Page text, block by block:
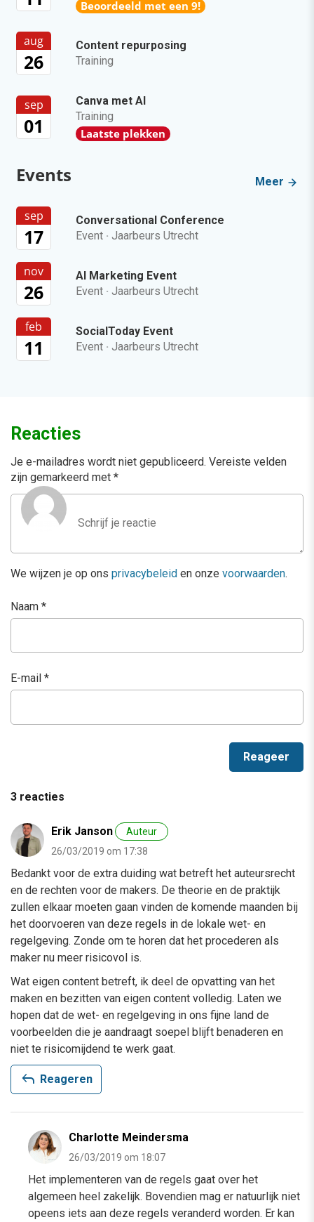
Beoordeeld met een 9!
aug
26
Content repurposing
Training
sep
01
Canva met AI
Training
Laatste plekken
Events Meer
sep
17
Conversational Conference
Event · Jaarbeurs Utrecht
nov
26
AI Marketing Event
Event · Jaarbeurs Utrecht
feb
11
SocialToday Event
Event · Jaarbeurs Utrecht
Reacties
Je e-mailadres wordt niet gepubliceerd. Vereiste velden
zijn gemarkeerd met *
We wijzen je op ons privacybeleid en onze voorwaarden.
Naam *
E-mail *
3 reacties
Erik Janson
Auteur
26/03/2019 om 17:38
Bedankt voor de extra duiding wat betreft het auteursrecht
en de rechten voor de makers. De theorie en de praktijk
zullen elkaar moeten gaan vinden de komende maanden bij
het doorvoeren van deze regels in de lokale wet- en
regelgeving. Zonde om te horen dat het procederen als
maker nu meer risicovol is.
Wat eigen content betreft, ik deel de opvatting van het
maken en bezitten van eigen content volledig. Laten we
hopen dat de wet- en regelgeving in ons fijne land de
voorbeelden die je aandraagt soepel blijft benaderen en
niet te risicomijdend te werk gaat.
reply Reageren
Charlotte Meindersma
26/03/2019 om 18:07
Het implementeren van de regels gaat over het
algemeen heel zakelijk. Bovendien mag er natuurlijk niet
opeens iets aan deze regels veranderd worden. Er kan